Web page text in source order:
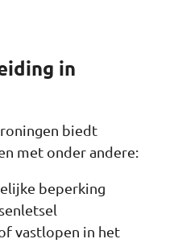
in
biedt
met onder andere:
beperking
vastlopen in het